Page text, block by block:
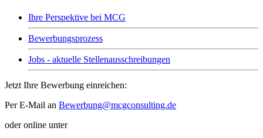
Ihre Perspektive bei MCG
Bewerbungsprozess
Jobs - aktuelle Stellenausschreibungen
Jetzt Ihre Bewerbung einreichen:
Per E-Mail an Bewerbung@mcgconsulting.de
oder online unter